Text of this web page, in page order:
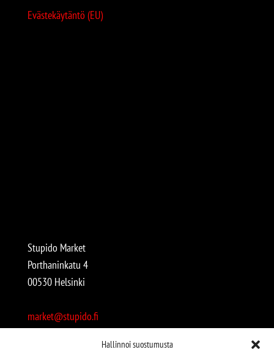
Hallinnoi suostumusta
Evästekäytäntö (EU)
Stupido Market
Porthaninkatu 4
00530 Helsinki
market@stupido.fi